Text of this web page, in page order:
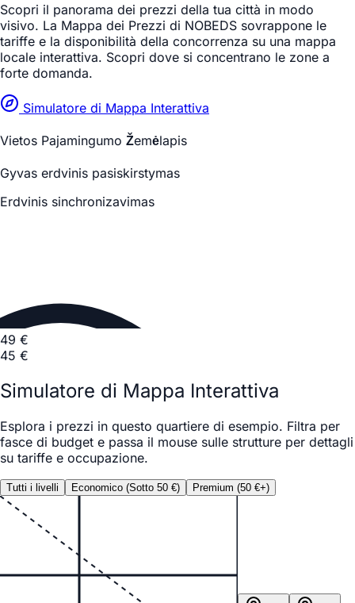
Scopri il panorama dei prezzi della tua città in modo
visivo. La Mappa dei Prezzi di NOBEDS sovrappone le
tariffe e la disponibilità della concorrenza su una mappa
locale interattiva. Scopri dove si concentrano le zone a
forte domanda.
Simulatore di Mappa Interattiva
Vietos Pajamingumo Žemėlapis
Gyvas erdvinis pasiskirstymas
Erdvinis sinchronizavimas
49 €
45 €
Simulatore di Mappa Interattiva
Esplora i prezzi in questo quartiere di esempio. Filtra per
fasce di budget e passa il mouse sulle strutture per dettagli
su tariffe e occupazione.
Tutti i livelli Economico (Sotto 50 €) Premium (50 €+)